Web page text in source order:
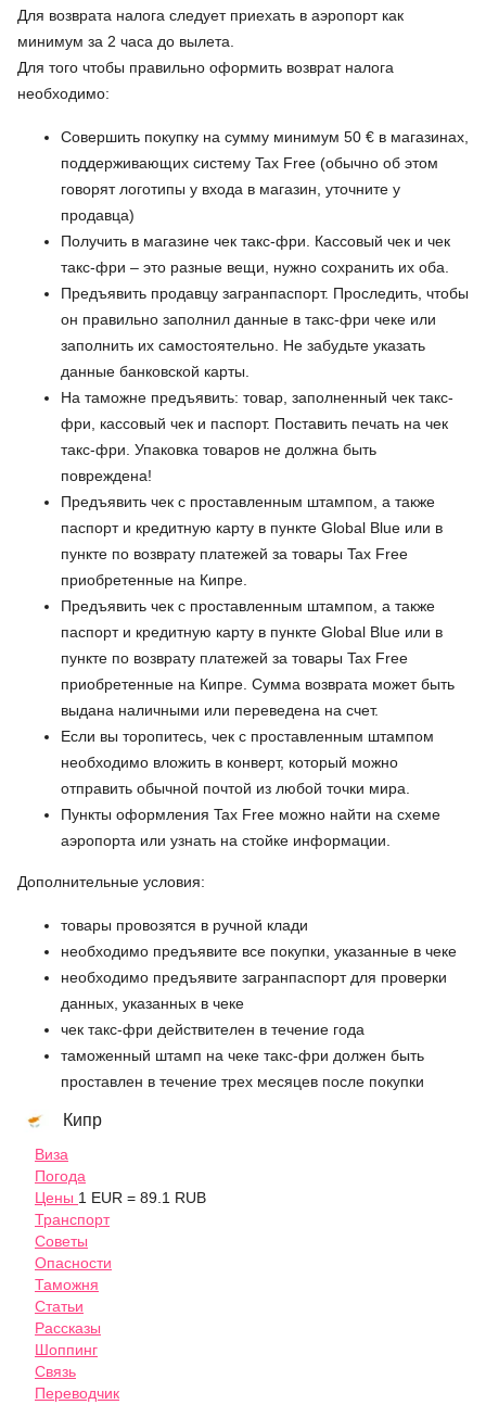
Для возврата налога следует приехать в аэропорт как
минимум за 2 часа до вылета.
Для того чтобы правильно оформить возврат налога
необходимо:
Совершить покупку на сумму минимум 50 € в магазинах,
поддерживающих систему Tax Free (обычно об этом
говорят логотипы у входа в магазин, уточните у
продавца)
Получить в магазине чек такс-фри. Кассовый чек и чек
такс-фри – это разные вещи, нужно сохранить их оба.
Предъявить продавцу загранпаспорт. Проследить, чтобы
он правильно заполнил данные в такс-фри чеке или
заполнить их самостоятельно. Не забудьте указать
данные банковской карты.
На таможне предъявить: товар, заполненный чек такс-
фри, кассовый чек и паспорт. Поставить печать на чек
такс-фри. Упаковка товаров не должна быть
повреждена!
Предъявить чек с проставленным штампом, а также
паспорт и кредитную карту в пункте Global Blue или в
пункте по возврату платежей за товары Tax Free
приобретенные на Кипре.
Предъявить чек с проставленным штампом, а также
паспорт и кредитную карту в пункте Global Blue или в
пункте по возврату платежей за товары Tax Free
приобретенные на Кипре. Сумма возврата может быть
выдана наличными или переведена на счет.
Если вы торопитесь, чек с проставленным штампом
необходимо вложить в конверт, который можно
отправить обычной почтой из любой точки мира.
Пункты оформления Tax Free можно найти на схеме
аэропорта или узнать на стойке информации.
Дополнительные условия:
товары провозятся в ручной клади
необходимо предъявите все покупки, указанные в чеке
необходимо предъявите загранпаспорт для проверки
данных, указанных в чеке
чек такс-фри действителен в течение года
таможенный штамп на чеке такс-фри должен быть
проставлен в течение трех месяцев после покупки
Кипр
Виза
Погода
Цены 1 EUR = 89.1 RUB
Транспорт
Советы
Опасности
Таможня
Статьи
Рассказы
Шоппинг
Связь
Переводчик